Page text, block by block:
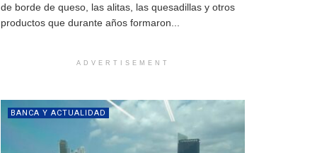
de borde de queso, las alitas, las quesadillas y otros
productos que durante años formaron...
ADVERTISEMENT
BANCA Y ACTUALIDAD